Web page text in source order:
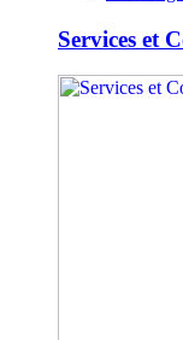
Services et